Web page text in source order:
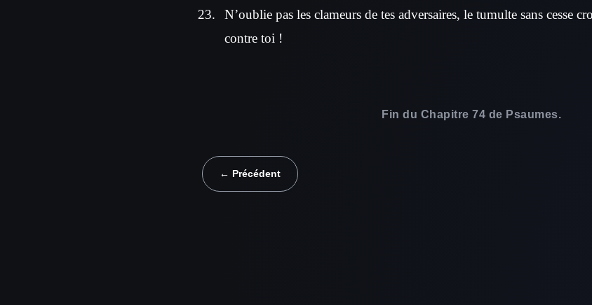
N’oublie pas les clameurs de tes adversaires, le tumulte sans cesse
contre toi !
Fin du Chapitre 74 de Psaumes.
← Précédent